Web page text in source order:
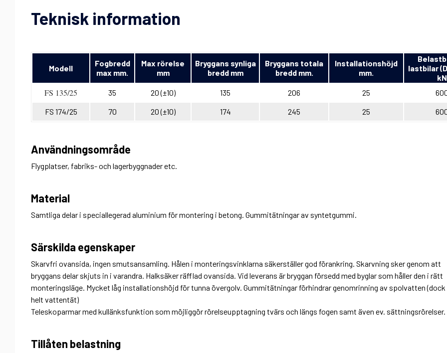
Teknisk information
Modell
Fogbredd
max mm.
Max rörelse
mm
Bryggans synliga
bredd mm
Bryggans totala
bredd mm.
Installationshöjd
mm.
lastbilar
kN
FS 135/25 35 20 (±10) 135 206 25
FS 174/25
70 20 (±10) 174 245 25
Användningsområde
Flygplatser, fabriks- och lagerbyggnader etc.
Material
Samtliga delar i speciallegerad aluminium för montering i betong. Gummitätningar av syntetgummi.
Särskilda egenskaper
Skarvfri ovansida, ingen smutsansamling. Hålen i monteringsvinklarna säkerställer god förankring. Skarvning sker genom att
bryggans delar skjuts in i varandra. Halksäker räfflad ovansida. Vid leverans är bryggan försedd med byglar som håller den i rätt
monteringsläge. Mycket låg installationshöjd för tunna övergolv. Gummitätningar förhindrar genomrinning av spolvatten (dock
helt vattentät)
Teleskoparmar med kullänksfunktion som möjliggör rörelseupptagning tvärs och längs fogen samt även ev. sättningsrörelser.
Tillåten belastning